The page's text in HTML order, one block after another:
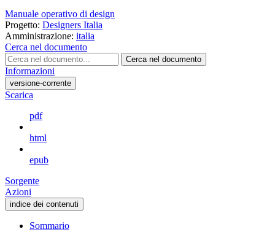
Manuale operativo di design
Progetto: Designers Italia
Amministrazione: italia
Cerca nel documento
Cerca nel documento
Informazioni
versione-corrente
Scarica
pdf
html
epub
Sorgente
Azioni
indice dei contenuti
Sommario